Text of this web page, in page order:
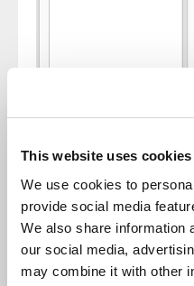
This website uses cookies
We use cookies to
provide social media
We also share information
our social media,
may combine it with other
Co więcejBOMmożemy
z większości programów
Aby w pełni
klientów możemy
produktu, który umożliwi
technologii nawet dla
procesie produkcji.